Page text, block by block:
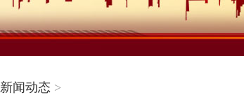
新闻动态 >